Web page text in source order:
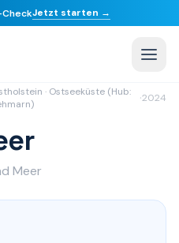
Jetzt starten →
· Ostseeküste (Hub:
·2024
Meer